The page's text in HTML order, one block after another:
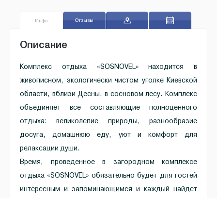
Инфо Отзывы
Описание
Комплекс отдыха «SOSNOVEL» находится в
живописном, экологически чистом уголке Киевской
области, вблизи Десны, в сосновом лесу. Комплекс
объединяет все составляющие полноценного
отдыха: великолепие природы, разнообразие
досуга, домашнюю еду, уют и комфорт для
релаксации души.
Время, проведенное в загородном комплексе
отдыха «SOSNOVEL» обязательно будет для гостей
интересным и запоминающимся и каждый найдет